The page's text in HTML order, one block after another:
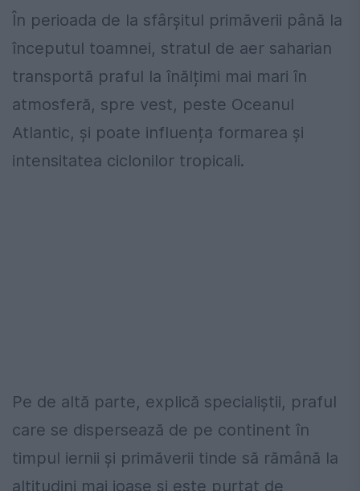
În perioada de la sfârșitul primăverii până la
începutul toamnei, stratul de aer saharian
transportă praful la înălțimi mai mari în
atmosferă, spre vest, peste Oceanul
Atlantic, și poate influența formarea și
intensitatea ciclonilor tropicali.
Pe de altă parte, explică specialiștii, praful
care se dispersează de pe continent în
timpul iernii și primăverii tinde să rămână la
altitudini mai joase și este purtat de